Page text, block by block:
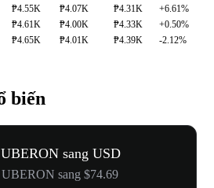
₱4.55K ₱4.07K ₱4.31K
+6.61%
₱4.61K ₱4.00K ₱4.33K
+0.50%
₱4.65K ₱4.01K ₱4.39K -2.12%
biến
sang USD
sang $74.69